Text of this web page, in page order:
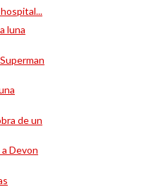
luna
de un
Devon